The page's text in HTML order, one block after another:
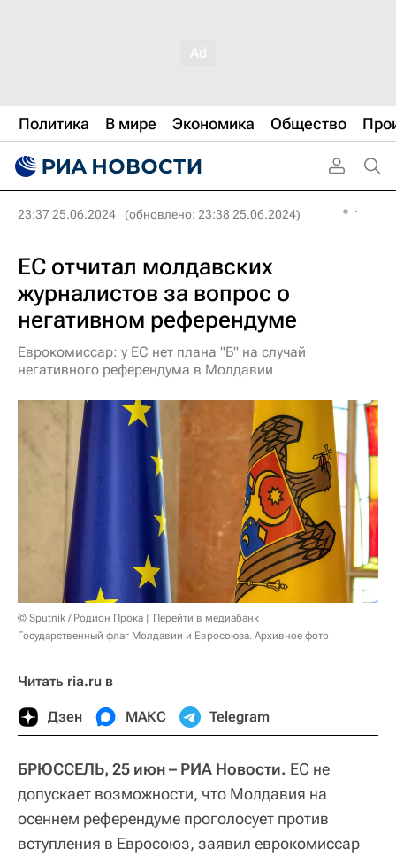
Политика В мире Экономика Общество
23:37 25.06.2024 (обновлено: 23:38 25.06.2024)
ЕС отчитал молдавских
журналистов за вопрос о
негативном референдуме
Еврокомиссар: у ЕС нет плана "Б" на случай
негативного референдума в Молдавии
© Sputnik / Родион Прока
Перейти в медиабанк
Государственный флаг Молдавии и Евросоюза. Архивное фото
Читать ria.ru в
Дзен МАКС Telegram
БРЮССЕЛЬ, 25 июн – РИА Новости. ЕС не
допускает возможности, что Молдавия на
осеннем референдуме проголосует против
вступления в Евросоюз, заявил еврокомиссар